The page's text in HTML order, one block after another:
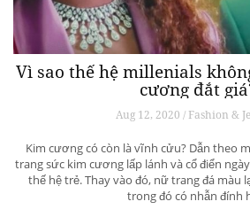
Vì sao thế hệ millenials
cương đắt
Aug 12, 2020 / Fashion &
Kim cương có còn là vĩnh cửu? Dẫn theo
trang sức kim cương lấp lánh và cổ điển
thế hệ trẻ. Thay vào đó, nữ trang đá màu
trong đó có nhẫn đính